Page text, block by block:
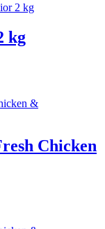
kg
Chicken